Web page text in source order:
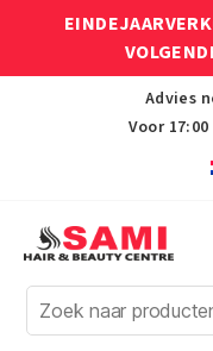
Advies
Voor
Afro
Hair